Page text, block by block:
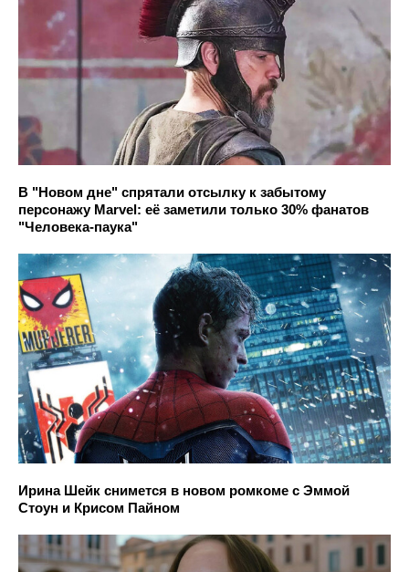
В "Новом дне" спрятали отсылку к забытому
персонажу Marvel: её заметили только 30% фанатов
"Человека-паука"
Ирина Шейк снимется в новом ромкоме с Эммой
Стоун и Крисом Пайном